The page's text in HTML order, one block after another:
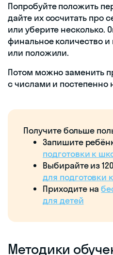
Попробуйте положить
дайте их сосчитать про
или уберите несколько.
финальное количество и
или положили.
Потом можно заменить
с числами и постепенно
Получите больше
Запишите
подготовки к
Выбирайте из
для подготовки
Приходите на
для детей
Методики